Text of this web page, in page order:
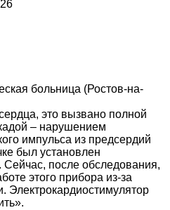
больница (Ростов-на-
это вызвано полной
– нарушением
импульса из предсердий
был установлен
Сейчас, после обследования,
этого прибора из-за
Электрокардиостимулятор